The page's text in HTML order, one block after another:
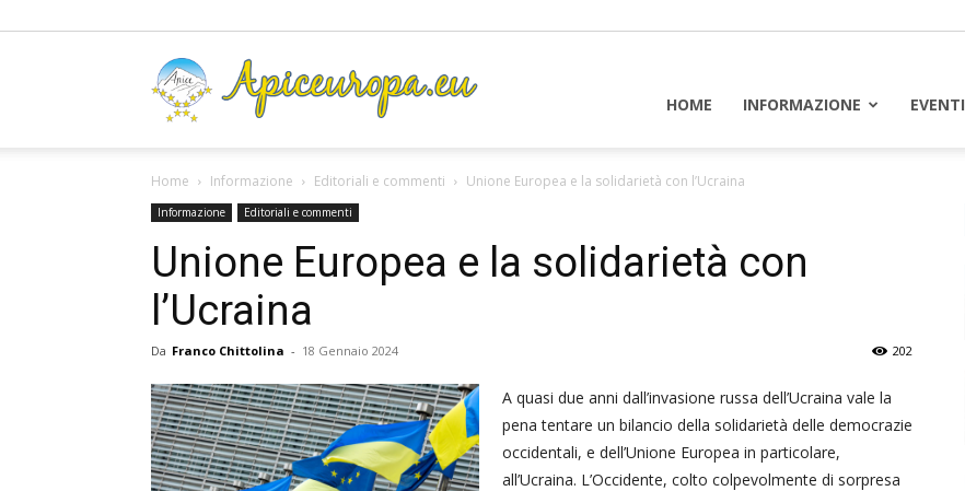
HOME INFORMAZIONE EVENTI
Home Informazione Editoriali e commenti Unione Europea e la solidarietà con l’Ucraina
Informazione Editoriali e commenti
Unione Europea e la solidarietà con
l’Ucraina
Da Franco Chittolina - 18 Gennaio 2024 202
A quasi due anni dall’invasione russa dell’Ucraina vale la
pena tentare un bilancio della solidarietà delle democrazie
occidentali, e dell’Unione Europea in particolare,
all’Ucraina. L’Occidente, colto colpevolmente di sorpresa